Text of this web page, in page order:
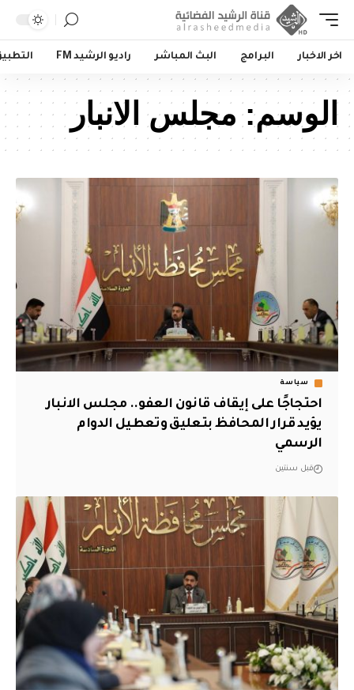
اخر الاخبار البرامج البث المباشر راديو الرشيد FM
الوسم:مجلس الانبار
سياسة
احتجاجًا على إيقاف قانون العفو.. مجلس الانبار
يؤيد قرار المحافظ بتعليق وتعطيل الدوام
الرسمي
قبل سنتين